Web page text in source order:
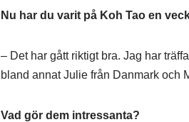
Nu har du varit på Koh Tao en
– Det har gått riktigt bra. Jag har
bland annat Julie från Danmark och
Vad gör dem intressanta?